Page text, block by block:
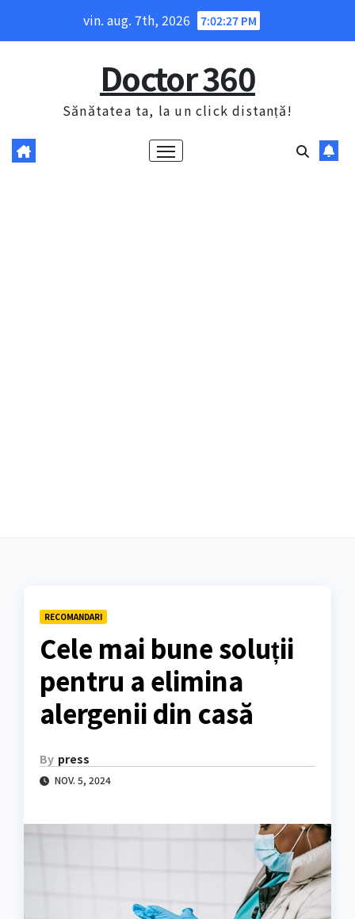
vin. aug. 7th, 2026 7:02:28 PM
Doctor 360
Sănătatea ta, la un click distanță!
RECOMANDARI
Cele mai bune soluții
pentru a elimina
alergenii din casă
By press
NOV. 5, 2024